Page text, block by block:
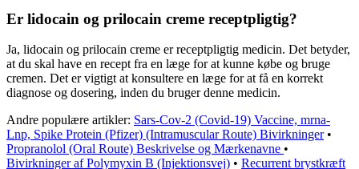
Er lidocain og prilocain creme receptpligtig?
Ja, lidocain og prilocain creme er receptpligtig medicin. Det betyder,
at du skal have en recept fra en læge for at kunne købe og bruge
cremen. Det er vigtigt at konsultere en læge for at få en korrekt
diagnose og dosering, inden du bruger denne medicin.
Andre populære artikler: Sars-Cov-2 (Covid-19) Vaccine, mrna-
Lnp, Spike Protein (Pfizer) (Intramuscular Route) Bivirkninger•
Propranolol (Oral Route) Beskrivelse og Mærkenavne •
Bivirkninger af Polymyxin B (Injektionsvej) • Recurrent brystkræft